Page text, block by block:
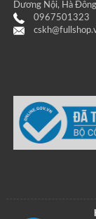
Dương Nội, Hà
0967501323